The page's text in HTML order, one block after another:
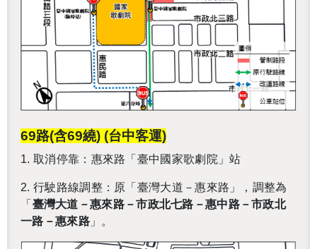
69路(含69繞) (台中客運)
1.取消停靠：惠來路「臺中國家歌劇院」站
2.行駛路線調整：原「臺灣大道－惠來路」，調整為
「 臺灣大道－惠來路－市政北七路－惠中路－市政北
一路－惠來路 」。
還沒加入會員